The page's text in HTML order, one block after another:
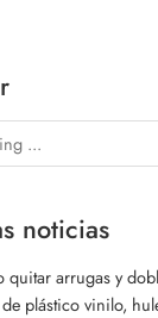
noticias
quitar arrugas y
de plástico vinilo,